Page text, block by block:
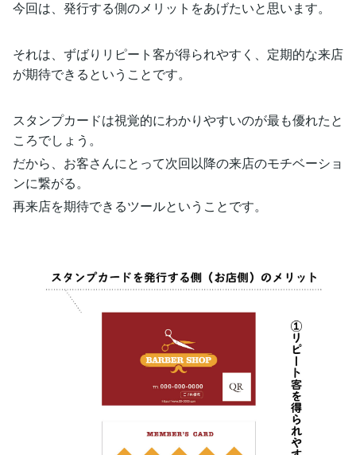
今回は、発行する側のメリットをあげたいと思います。
それは、ずばりリピート客が得られやすく、定期的な来店
が期待できるということです。
スタンプカードは視覚的にわかりやすいのが最も優れたと
ころでしょう。
だから、お客さんにとって次回以降の来店のモチベーショ
ンに繋がる。
再来店を期待できるツールということです。